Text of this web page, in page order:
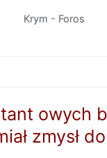
owych
zmysł